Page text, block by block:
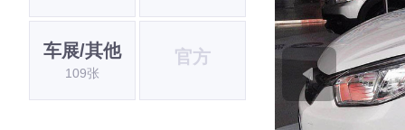
车展/其他
109张
官方